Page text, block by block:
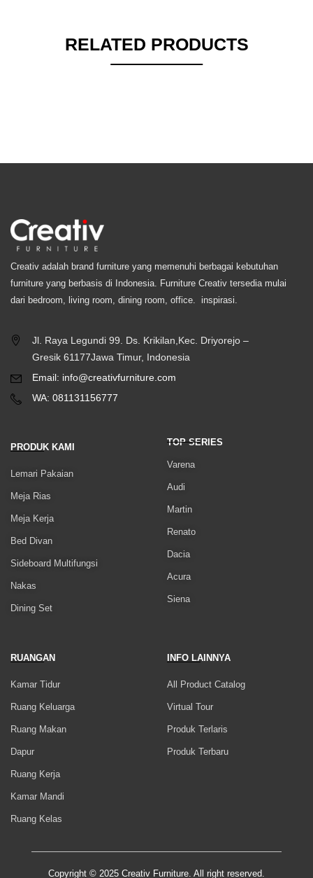
RELATED PRODUCTS
Creativ adalah brand furniture yang memenuhi berbagai kebutuhan
furniture yang berbasis di Indonesia. Furniture Creativ tersedia mulai
dari bedroom, living room, dining room, office. inspirasi.
Jl. Raya Legundi 99. Ds. Krikilan,Kec. Driyorejo –
Gresik 61177Jawa Timur, Indonesia
Email: info@creativfurniture.com
WA: 081131156777
PRODUK KAMI
Lemari Pakaian
Meja Rias
Meja Kerja
Bed Divan
Sideboard Multifungsi
Nakas
Dining Set
TOP SERIES
Varena
Audi
Martin
Renato
Dacia
Acura
Siena
RUANGAN
Kamar Tidur
Ruang Keluarga
Ruang Makan
Dapur
Ruang Kerja
Kamar Mandi
Ruang Kelas
INFO LAINNYA
All Product Catalog
Virtual Tour
Produk Terlaris
Produk Terbaru
Copyright © 2025 Creativ Furniture. All right reserved.